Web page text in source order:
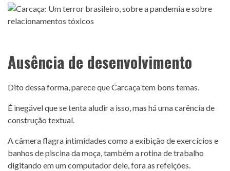
Ausência de desenvolvimento
Dito dessa forma, parece que Carcaça tem bons temas.
É inegável que se tenta aludir a isso, mas há uma carência de
construção textual.
A câmera flagra intimidades como a exibição de exercícios e
banhos de piscina da moça, também a rotina de trabalho
digitando em um computador dele, fora as refeições.